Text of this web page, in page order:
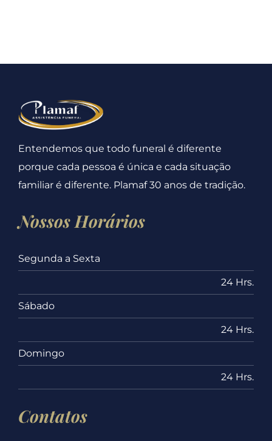
Entendemos que todo funeral é diferente
porque cada pessoa é única e cada situação
familiar é diferente. Plamaf 30 anos de tradição.
Nossos Horários
Segunda a Sexta
24 Hrs.
Sábado
24 Hrs.
Domingo
24 Hrs.
Contatos